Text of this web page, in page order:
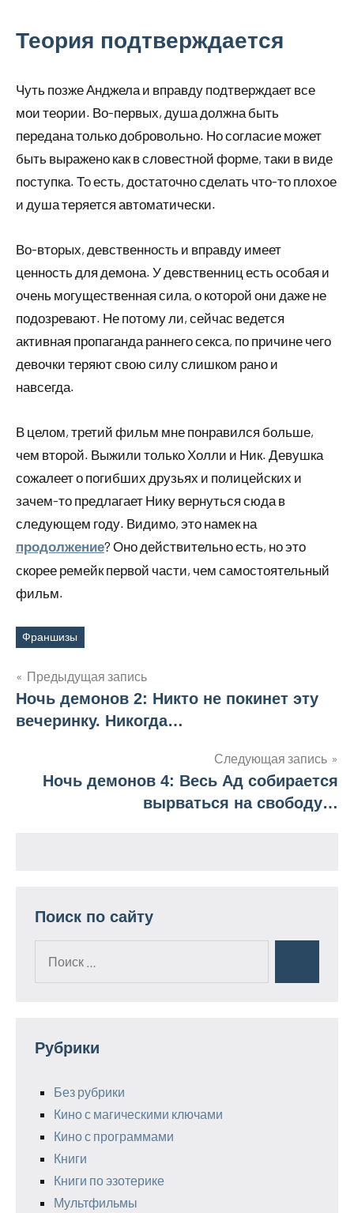
Теория подтверждается
Чуть позже Анджела и вправду подтверждает все
мои теории. Во-первых, душа должна быть
передана только добровольно. Но согласие может
быть выражено как в словестной форме, таки в виде
поступка. То есть, достаточно сделать что-то плохое
и душа теряется автоматически.
Во-вторых, девственность и вправду имеет
ценность для демона. У девственниц есть особая и
очень могущественная сила, о которой они даже не
подозревают. Не потому ли, сейчас ведется
активная пропаганда раннего секса, по причине чего
девочки теряют свою силу слишком рано и
навсегда.
В целом, третий фильм мне понравился больше,
чем второй. Выжили только Холли и Ник. Девушка
сожалеет о погибших друзьях и полицейских и
зачем-то предлагает Нику вернуться сюда в
следующем году. Видимо, это намек на
продолжение? Оно действительно есть, но это
скорее ремейк первой части, чем самостоятельный
фильм.
Метки
Франшизы
Навигация
по
Предыдущая запись
Ночь демонов 2: Никто не покинет эту
вечеринку. Никогда…
Следующая запись
Ночь демонов 4: Весь Ад собирается
вырваться на свободу…
Поиск по сайту
Рубрики
Без рубрики
Кино с магическими ключами
Кино с программами
Книги
Книги по эзотерике
Мультфильмы